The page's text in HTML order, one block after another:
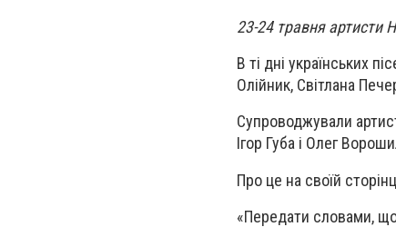
23-24 травня артисти
В ті дні українських
Олійник, Світлана
Супроводжували
Ігор Губа і Олег
Про це на своїй
«Передати словами,